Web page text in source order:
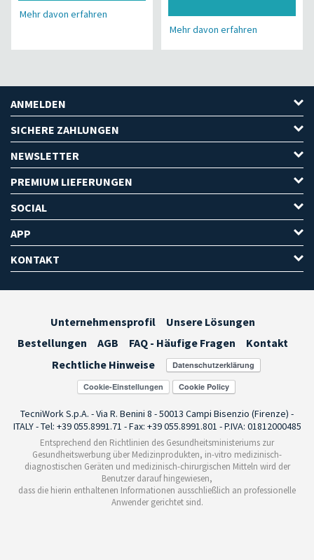
Mehr davon erfahren
Mehr davon erfahren
ANMELDEN
SICHERE ZAHLUNGEN
NEWSLETTER
PREMIUM LIEFERUNGEN
SOCIAL
APP
KONTAKT
Unternehmensprofil
Unsere Lösungen
Bestellungen
AGB FAQ - Häufige Fragen
Kontakt
Rechtliche Hinweise
Cookie-Einstellungen
TecniWork S.p.A. - Via R. Benini 8 - 50013 Campi Bisenzio (Firenze) -
ITALY - Tel: +39 055.8991.71 - Fax: +39 055.8991.801 - P.IVA: 01812000485
Entsprechend den Richtlinien des Gesundheitsministeriums zur
Gesundheitswerbung über Medizinprodukten, in-vitro medizinisch-
diagnostischen Geräten und medizinisch-chirurgischen Mitteln wird der
Benutzer darauf hingewiesen,
dass die hierin enthaltenen Informationen ausschließlich an professionelle
Anwender gerichtet sind.